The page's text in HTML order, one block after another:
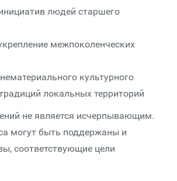
людей старшего
межпоколенческих
культурного
локальных территорий
не является исчерпывающим.
могут быть поддержаны и
соответствующие цели